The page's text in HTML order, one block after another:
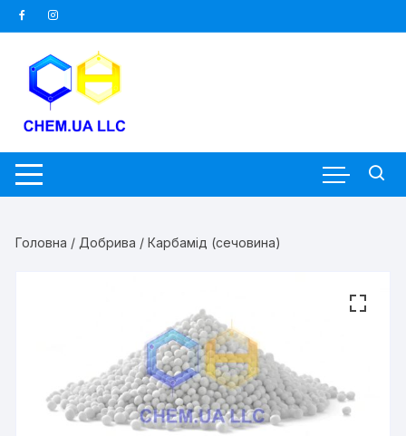
Перейти
до
Головна / Добрива / Карбамід (сечовина)